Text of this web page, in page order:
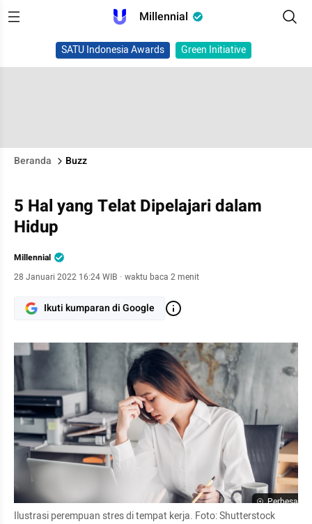
Millennial
SATU Indonesia Awards Green Initiative
Beranda Buzz
5 Hal yang Telat Dipelajari dalam
Hidup
Millennial
28 Januari 2022 16:24 WIB · waktu baca 2 menit
Ikuti kumparan di Google
Perbesar
Ilustrasi perempuan stres di tempat kerja. Foto: Shutterstock